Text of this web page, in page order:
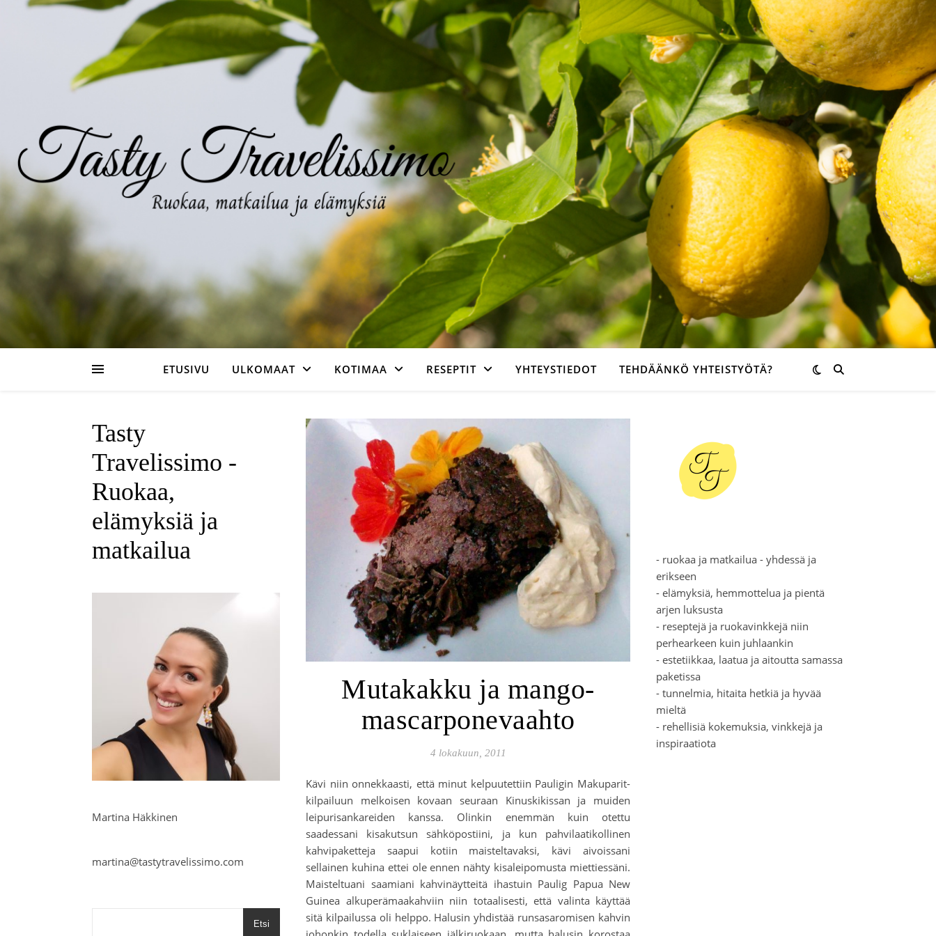
ETUSIVU ULKOMAAT KOTIMAA RESEPTIT YHTEYSTIEDOT TEHDÄÄNKÖ YHTEISTYÖTÄ?
Tasty
Travelissimo -
Ruokaa,
elämyksiä ja
matkailua
Martina Häkkinen
martina@tastytravelissimo.com
Etsi
Mutakakku ja mango-
mascarponevaahto
4 lokakuun, 2011
Kävi niin onnekkaasti, että minut kelpuutettiin Pauligin Makuparit-
kilpailuun melkoisen kovaan seuraan Kinuskikissan ja muiden
leipurisankareiden kanssa. Olinkin enemmän kuin otettu
saadessani kisakutsun sähköpostiini, ja kun pahvilaatikollinen
kahvipaketteja saapui kotiin maisteltavaksi, kävi aivoissani
sellainen kuhina ettei ole ennen nähty kisaleipomusta miettiessäni.
Maisteltuani saamiani kahvinäytteitä ihastuin Paulig Papua New
Guinea alkuperämaakahviin niin totaalisesti, että valinta käyttää
sitä kilpailussa oli helppo. Halusin yhdistää runsasaromisen kahvin
- ruokaa ja matkailua - yhdessä ja
erikseen
- elämyksiä, hemmottelua ja pientä
arjen luksusta
- reseptejä ja ruokavinkkejä niin
perhearkeen kuin juhlaankin
- estetiikkaa, laatua ja aitoutta samassa
paketissa
- tunnelmia, hitaita hetkiä ja hyvää
mieltä
- rehellisiä kokemuksia, vinkkejä ja
inspiraatiota